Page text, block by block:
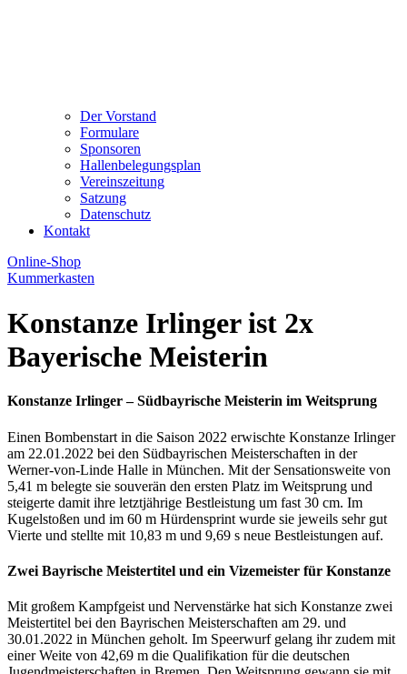
Der Vorstand
Formulare
Sponsoren
Hallenbelegungsplan
Vereinszeitung
Satzung
Datenschutz
Kontakt
Online-Shop
Kummerkasten
Konstanze Irlinger ist 2x
Bayerische Meisterin
Konstanze Irlinger – Südbayrische Meisterin im Weitsprung
Einen Bombenstart in die Saison 2022 erwischte Konstanze Irlinger
am 22.01.2022 bei den Südbayrischen Meisterschaften in der
Werner-von-Linde Halle in München. Mit der Sensationsweite von
5,41 m belegte sie souverän den ersten Platz im Weitsprung und
steigerte damit ihre letztjährige Bestleistung um fast 30 cm. Im
Kugelstoßen und im 60 m Hürdensprint wurde sie jeweils sehr gut
Vierte und stellte mit 10,83 m und 9,69 s neue Bestleistungen auf.
Zwei Bayrische Meistertitel und ein Vizemeister für Konstanze
Mit großem Kampfgeist und Nervenstärke hat sich Konstanze zwei
Meistertitel bei den Bayrischen Meisterschaften am 29. und
30.01.2022 in München geholt. Im Speerwurf gelang ihr zudem mit
einer Weite von 42,69 m die Qualifikation für die deutschen